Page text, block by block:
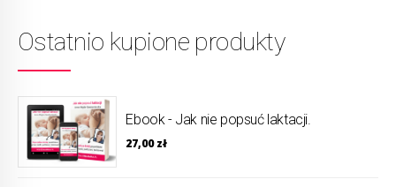
Ostatnio kupione produkty
Ebook - Jak nie popsuć laktacji.
27,00zł